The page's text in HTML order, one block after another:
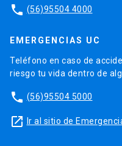
phone (56)95504 4000
EMERGENCIAS UC
Teléfono en caso de
riesgo tu vida dentro de
phone (56)95504 5000
launch Ir al sitio de